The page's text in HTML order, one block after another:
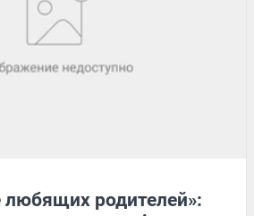
любящих родителей»: